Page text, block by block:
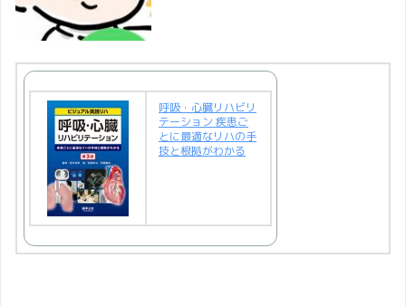
呼吸・心臓リハビリ
テーション 疾患ご
とに最適なリハの手
技と根拠がわかる